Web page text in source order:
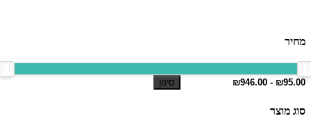
מחיר
סינון
סוג מוצר